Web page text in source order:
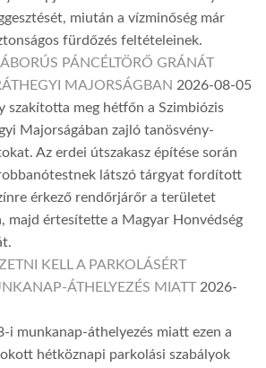
miután a vízminőség már
fürdőzés feltételeinek.
PÁNCÉLTÖRŐ GRÁNÁT
MAJORSÁGBAN 2026-08-05
szakította meg hétfőn a Szimbiózis
Majorságában zajló tanösvény-
Az erdei útszakasz építése során
látszó tárgyat fordított
érkező rendőrjárőr a területet
majd értesítette a Magyar Honvédség
KELL A PARKOLÁSÉRT
ÁTHELYEZÉS MIATT 2026-
i munkanap-áthelyezés miatt ezen a
hétköznapi parkolási szabályok